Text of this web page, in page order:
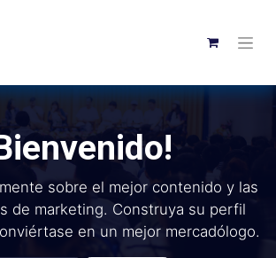
sobre el mejor contenido y las
de marketing. Construya su perfil
en un mejor mercadólogo.